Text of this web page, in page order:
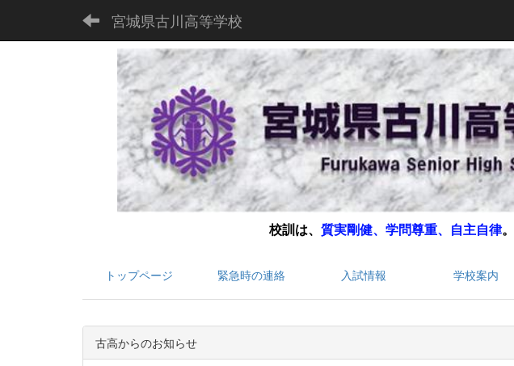
宮城県古川高等学校
校訓は、 質実剛健、学問尊重、自主自律。
トップページ 緊急時の連絡 入試情報 学校案内
古高からのお知らせ